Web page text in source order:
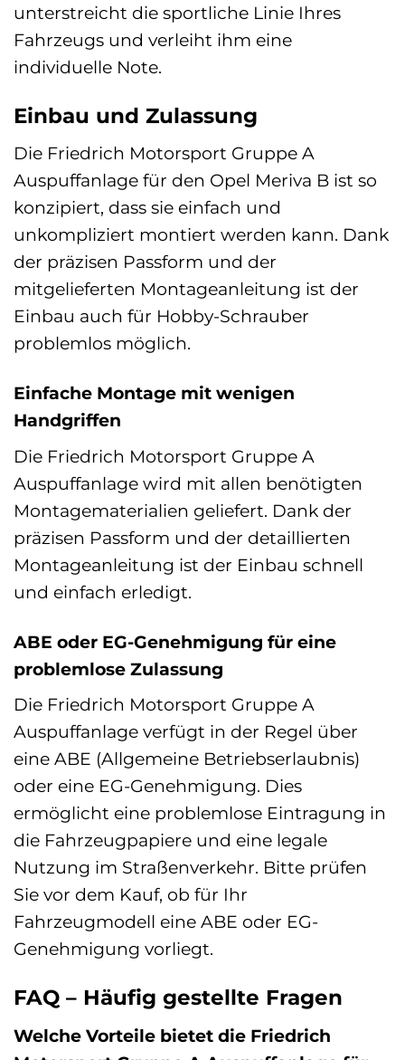
unterstreicht die sportliche Linie Ihres
Fahrzeugs und verleiht ihm eine
individuelle Note.
Einbau und Zulassung
Die Friedrich Motorsport Gruppe A
Auspuffanlage für den Opel Meriva B ist so
konzipiert, dass sie einfach und
unkompliziert montiert werden kann. Dank
der präzisen Passform und der
mitgelieferten Montageanleitung ist der
Einbau auch für Hobby-Schrauber
problemlos möglich.
Einfache Montage mit wenigen
Handgriffen
Die Friedrich Motorsport Gruppe A
Auspuffanlage wird mit allen benötigten
Montagematerialien geliefert. Dank der
präzisen Passform und der detaillierten
Montageanleitung ist der Einbau schnell
und einfach erledigt.
ABE oder EG-Genehmigung für eine
problemlose Zulassung
Die Friedrich Motorsport Gruppe A
Auspuffanlage verfügt in der Regel über
eine ABE (Allgemeine Betriebserlaubnis)
oder eine EG-Genehmigung. Dies
ermöglicht eine problemlose Eintragung in
die Fahrzeugpapiere und eine legale
Nutzung im Straßenverkehr. Bitte prüfen
Sie vor dem Kauf, ob für Ihr
Fahrzeugmodell eine ABE oder EG-
Genehmigung vorliegt.
FAQ – Häufig gestellte Fragen
Welche Vorteile bietet die Friedrich